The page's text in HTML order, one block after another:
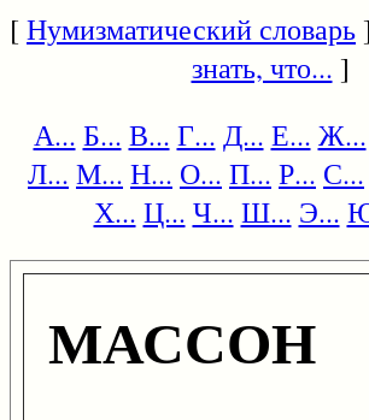
[Нумизматический словарь
знать, что... ]
А... Б... В... Г... Д... Е... Ж...
Л... М... Н... О... П... Р... С...
Х... Ц... Ч... Ш... Э...
МАССОН